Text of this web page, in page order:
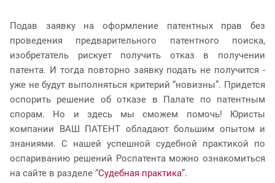
Подав заявку на оформление патентных прав без
проведения предварительного патентного поиска,
изобретатель рискует получить отказ в получении
патента. И тогда повторно заявку подать не получится -
уже не будут выполняться критерий “новизны”. Придется
оспорить решение об отказе в Палате по патентным
спорам. Но и здесь мы сможем помочь! Юристы
компании ВАШ ПАТЕНТ обладают большим опытом и
знаниями. С нашей успешной судебной практикой по
оспариванию решений Роспатента можно ознакомиться
на сайте в разделе “Судебная практика”.